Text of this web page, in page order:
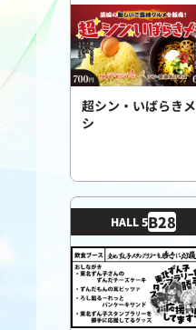
超シン・いばらきメ
シ
HALL 5B28